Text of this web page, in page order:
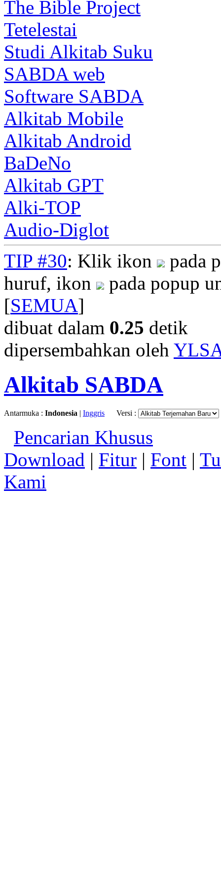
The Bible Project
Tetelestai
Studi Alkitab Suku
SABDA web
Software SABDA
Alkitab Mobile
Alkitab Android
BaDeNo
Alkitab GPT
Alki-TOP
Audio-Diglot
TIP #30: Klik ikon
pada
huruf, ikon
pada popup
[SEMUA]
dibuat dalam 0.25 detik
dipersembahkan oleh
Alkitab SABDA
Antarmuka : Indonesia | Inggris Versi :
Pencarian Khusus
Download | Fitur | Font |
Kami